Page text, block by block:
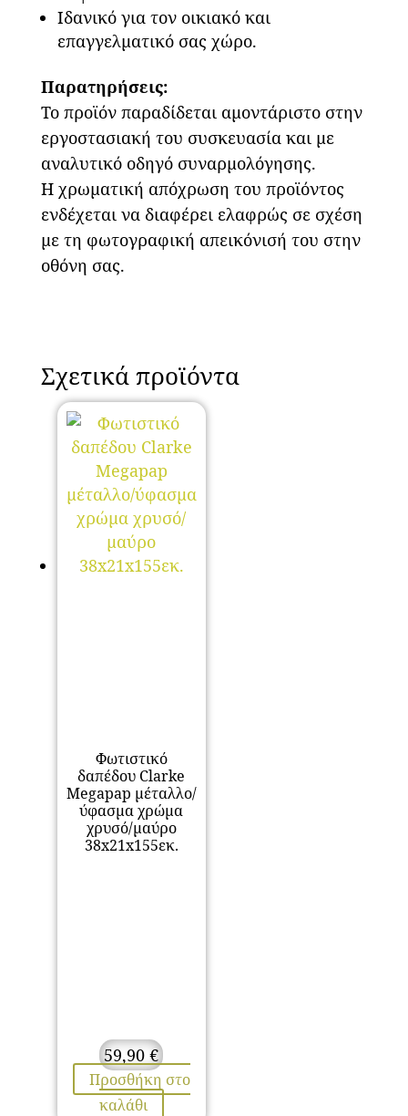
Ιδανικό για τον οικιακό και
επαγγελματικό σας χώρο.
Παρατηρήσεις:
Το προϊόν παραδίδεται αμοντάριστο στην
εργοστασιακή του συσκευασία και με
αναλυτικό οδηγό συναρμολόγησης.
Η χρωματική απόχρωση του προϊόντος
ενδέχεται να διαφέρει ελαφρώς σε σχέση
με τη φωτογραφική απεικόνισή του στην
οθόνη σας.
Σχετικά προϊόντα
Φωτιστικό
δαπέδου Clarke
Megapap μέταλλο/
ύφασμα χρώμα
χρυσό/μαύρο
38x21x155εκ.
59,90€
Προσθήκη στο
καλάθι